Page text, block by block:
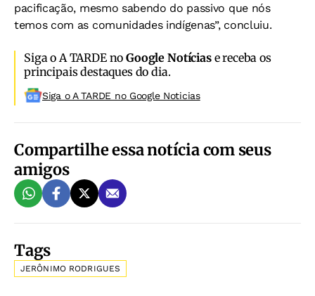
pacificação, mesmo sabendo do passivo que nós
temos com as comunidades indígenas”, concluiu.
Siga o A TARDE noGoogle Notíciase receba os
principais destaques do dia.
Siga o A TARDE no Google Noticias
Compartilhe essa notícia com seus
amigos
Tags
JERÔNIMO RODRIGUES